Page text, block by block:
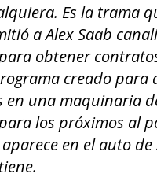
Es la trama
a Alex Saab
obtener
creado para
en una maquinaria
los próximos al
en el auto de